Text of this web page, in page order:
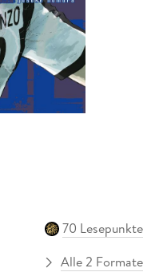
70 Lesepunkte
Alle 2 Formate